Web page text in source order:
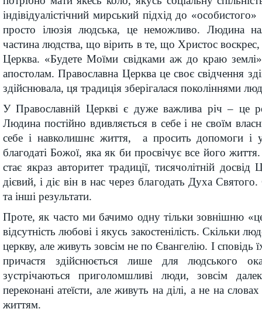
індівідуалістічний мирський підхід до
просто ілюзія людська, це неможливо. Людина
частина людства, що вірить в те, що Христос воскрес,
Церква. «Будете Моїми свідками аж до краю
апостолам. Православна Церква це своє свідчення
здійснювала, ця традиція зберігалася покоління­ми
У Православній Церкві є дуже важлива річ – це
Людина постійно вдивляється в себе і не своїм
себе і навколишнє життя, а просить допомоги і
благодаті Божої, яка як би просвічує все його
стає якраз авторитет традиції, тисячолітній
дієвий, і діє він в нас через благодать Духа
та інші результати.
Проте, як часто ми бачимо одну тільки зовнішню
відсутність любові і якусь закостенілість. Скільки
церкву, але живуть зовсім не по Євангелію. І сповідь
причастя здійсню­ється лише для
зустрічаються приголомшливі люди, зовсім
переконані атеїсти, але живуть на ділі, а не на
життям.